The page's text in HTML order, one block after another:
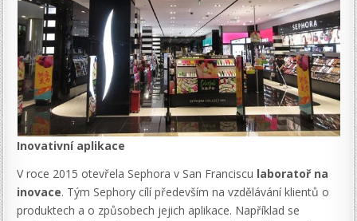
Inovativní aplikace
V roce 2015 otevřela Sephora v San Franciscu laboratoř na
inovace. Tým Sephory cílí především na vzdělávání klientů o
produktech a o způsobech jejich aplikace. Například se